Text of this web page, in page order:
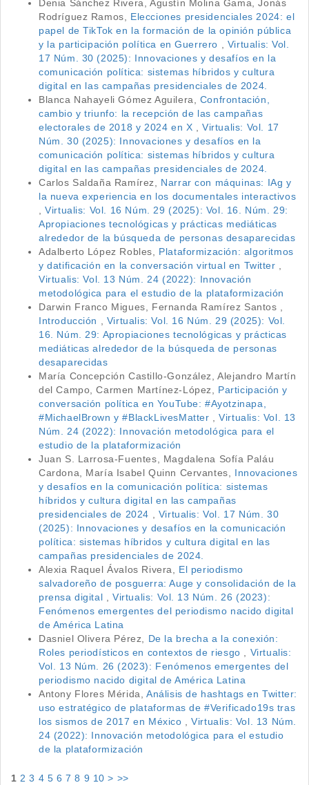
Denia Sánchez Rivera, Agustín Molina Gama, Jonás
Rodríguez Ramos, Elecciones presidenciales 2024: el
papel de TikTok en la formación de la opinión pública
y la participación política en Guerrero , Virtualis: Vol.
17 Núm. 30 (2025): Innovaciones y desafíos en la
comunicación política: sistemas híbridos y cultura
digital en las campañas presidenciales de 2024.
Blanca Nahayeli Gómez Aguilera, Confrontación,
cambio y triunfo: la recepción de las campañas
electorales de 2018 y 2024 en X ,Virtualis: Vol. 17
Núm. 30 (2025): Innovaciones y desafíos en la
comunicación política: sistemas híbridos y cultura
digital en las campañas presidenciales de 2024.
Carlos Saldaña Ramírez, Narrar con máquinas: IAg y
la nueva experiencia en los documentales interactivos
,Virtualis: Vol. 16 Núm. 29 (2025): Vol. 16. Núm. 29:
Apropiaciones tecnológicas y prácticas mediáticas
alrededor de la búsqueda de personas desaparecidas
Adalberto López Robles, Plataformización: algoritmos
y datificación en la conversación virtual en Twitter ,
Virtualis: Vol. 13 Núm. 24 (2022): Innovación
metodológica para el estudio de la plataformización
Darwin Franco Migues, Fernanda Ramírez Santos ,
Introducción , Virtualis: Vol. 16 Núm. 29 (2025): Vol.
16. Núm. 29: Apropiaciones tecnológicas y prácticas
mediáticas alrededor de la búsqueda de personas
desaparecidas
María Concepción Castillo-González, Alejandro Martín
del Campo, Carmen Martínez-López, Participación y
conversación política en YouTube: #Ayotzinapa,
#MichaelBrown y #BlackLivesMatter ,Virtualis: Vol. 13
Núm. 24 (2022): Innovación metodológica para el
estudio de la plataformización
Juan S. Larrosa-Fuentes, Magdalena Sofía Paláu
Cardona, María Isabel Quinn Cervantes, Innovaciones
y desafíos en la comunicación política: sistemas
híbridos y cultura digital en las campañas
presidenciales de 2024 , Virtualis: Vol. 17 Núm. 30
(2025): Innovaciones y desafíos en la comunicación
política: sistemas híbridos y cultura digital en las
campañas presidenciales de 2024.
Alexia Raquel Ávalos Rivera, El periodismo
salvadoreño de posguerra: Auge y consolidación de la
prensa digital ,Virtualis: Vol. 13 Núm. 26 (2023):
Fenómenos emergentes del periodismo nacido digital
de América Latina
Dasniel Olivera Pérez, De la brecha a la conexión:
Roles periodísticos en contextos de riesgo , Virtualis:
Vol. 13 Núm. 26 (2023): Fenómenos emergentes del
periodismo nacido digital de América Latina
Antony Flores Mérida, Análisis de hashtags en Twitter:
uso estratégico de plataformas de #Verificado19s tras
los sismos de 2017 en México ,Virtualis: Vol. 13 Núm.
24 (2022): Innovación metodológica para el estudio
de la plataformización
1 2 3 4 5 6 7 8 9 10 > >>